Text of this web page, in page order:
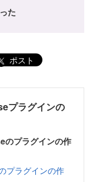
た
ポスト
プラグインの
プラグインの作
プラグインの作